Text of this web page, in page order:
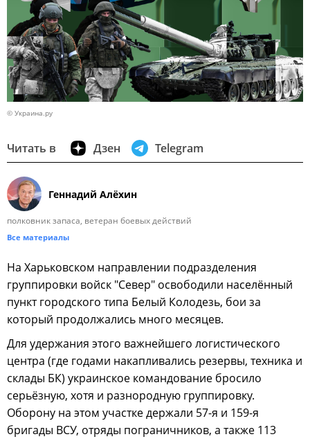
© Украина.ру
Читать в Дзен Telegram
Геннадий Алёхин
полковник запаса, ветеран боевых действий
Все материалы
На Харьковском направлении подразделения
группировки войск "Север" освободили населённый
пункт городского типа Белый Колодезь, бои за
который продолжались много месяцев.
Для удержания этого важнейшего логистического
центра (где годами накапливались резервы, техника и
склады БК) украинское командование бросило
серьёзную, хотя и разнородную группировку.
Оборону на этом участке держали 57-я и 159-я
бригады ВСУ, отряды пограничников, а также 113